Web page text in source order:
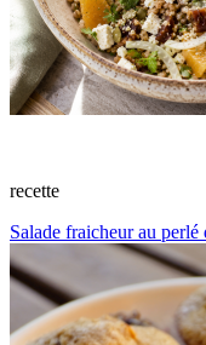
recette
Salade fraicheur au perlé